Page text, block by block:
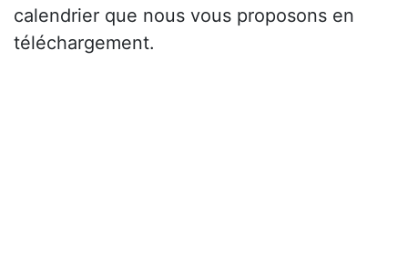
calendrier que nous vous proposons en
téléchargement.